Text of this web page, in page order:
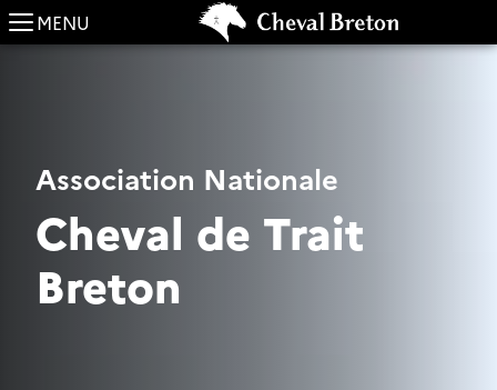
MENU
Association Nationale
Cheval de Trait
Breton